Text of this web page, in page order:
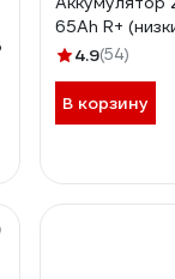
65Ah R+
4.9(54)
В корзину